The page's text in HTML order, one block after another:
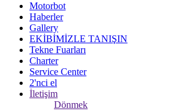
Motorbot
Haberler
Gallery
EKİBİMİZLE TANIŞIN
Tekne Fuarları
Charter
Service Center
2'nci el
İletişim
Dönmek